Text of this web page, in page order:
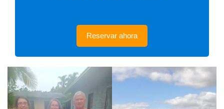
Reservar ahora